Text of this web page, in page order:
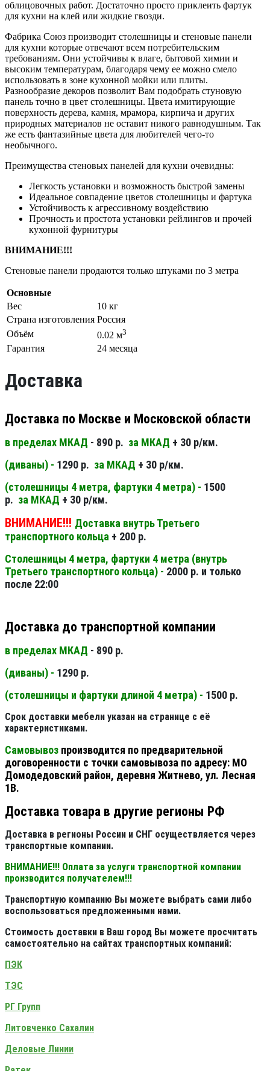
облицовочных работ. Достаточно просто приклеить фартук
для кухни на клей или жидкие гвозди.
Фабрика Союз производит столешницы и стеновые панели
для кухни которые отвечают всем потребительским
требованиям. Они устойчивы к влаге, бытовой химии и
высоким температурам, благодаря чему ее можно смело
использовать в зоне кухонной мойки или плиты.
Разнообразие декоров позволит Вам подобрать стуновую
панель точно в цвет столешницы. Цвета имитирующие
поверхность дерева, камня, мрамора, кирпича и других
природных материалов не оставит никого равнодушным. Так
же есть фантазийные цвета для любителей чего-то
необычного.
Преимущества стеновых панелей для кухни очевидны:
Легкость установки и возможность быстрой замены
Идеальное совпадение цветов столешницы и фартука
Устойчивость к агрессивному воздействию
Прочность и простота установки рейлингов и прочей
кухонной фурнитуры
ВНИМАНИЕ!!!
Стеновые панели продаются только штуками по 3 метра
Основные
Вес
10 кг
Страна изготовления Россия
Объём
0.02 м3
Гарантия 24 месяца
Доставка
Доставка по Москве и Московской области
в пределах МКАД - 890 р. за МКАД + 30 р/км.
(диваны) - 1290 р. за МКАД + 30 р/км.
(столешницы 4 метра, фартуки 4 метра) - 1500
р. за МКАД + 30 р/км.
ВНИМАНИЕ!!! Доставка внутрь Третьего
транспортного кольца + 200 р.
Столешницы 4 метра, фартуки 4 метра (внутрь
Третьего транспортного кольца) - 2000 р. и только
после 22:00
Доставка до транспортной компании
в пределах МКАД - 890 р.
(диваны) - 1290 р.
(столешницы и фартуки длиной 4 метра) - 1500 р.
Срок доставки мебели указан на странице с её
характеристиками.
Самовывоз производится по предварительной
договоренности с точки самовывоза по адресу: МО
Домодедовский район, деревня Житнево, ул. Лесная
1В.
Доставка товара в другие регионы РФ
Доставка в регионы России и СНГ осуществляется через
транспортные компании.
ВНИМАНИЕ!!! Оплата за услуги транспортной компании
производится получателем!!!
Транспортную компанию Вы можете выбрать сами либо
воспользоваться предложенными нами.
Стоимость доставки в Ваш город Вы можете просчитать
самостоятельно на сайтах транспортных компаний:
ПЭК
ТЭС
РГ Групп
Литовченко Сахалин
Деловые Линии